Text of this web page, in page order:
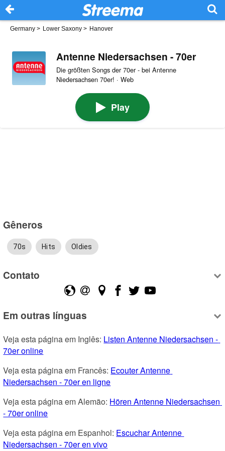
Germany > Lower Saxony > Hanover
Antenne Niedersachsen - 70er
Die größten Songs der 70er - bei Antenne
Niedersachsen 70er! · Web
Play
Gêneros
70s Hits Oldies
Contato
Em outras línguas
Veja esta página em Inglês: Listen Antenne Niedersachsen -
70er online
Veja esta página em Francês: Ecouter Antenne
Niedersachsen - 70er en ligne
Veja esta página em Alemão: Hören Antenne Niedersachsen
- 70er online
Veja esta página em Espanhol: Escuchar Antenne
Niedersachsen - 70er en vivo